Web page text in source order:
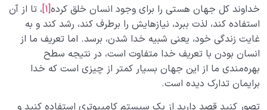
چگونه انسان شویم؟ 0/18
خداوند کل جهان هستی را برای وجود انسان خلق کرده[1] ، تا از آن
استفاده کند، لذت ببرد، نیازهایش را برطرف کند، رشد کند و به
غایت زندگی خود، یعنی شبیه خدا شدن، برسد. اما تعریف ما از
انسان بودن با تعریف خدا متفاوت است، در نتیجه سطح
بهره‌مندی ما از این جهان بسیار کمتر از چیزی است که خدا
برایمان تدارک دیده است.